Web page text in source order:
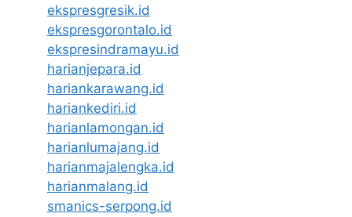
ekspresgresik.id
ekspresgorontalo.id
ekspresindramayu.id
harianjepara.id
hariankarawang.id
hariankediri.id
harianlamongan.id
harianlumajang.id
harianmajalengka.id
harianmalang.id
smanics-serpong.id